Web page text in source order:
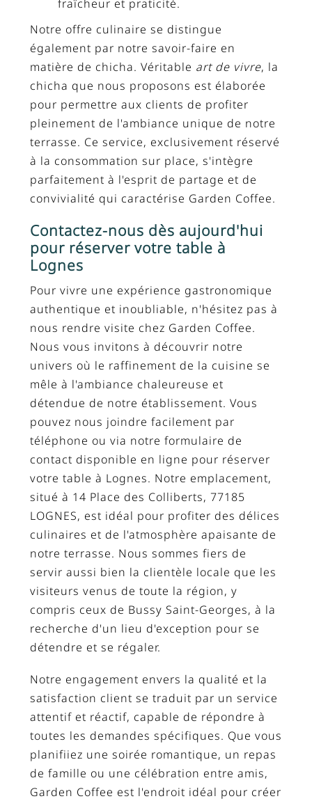
fraîcheur et praticité.
Notre offre culinaire se distingue
également par notre savoir-faire en
matière de chicha. Véritable art de vivre, la
chicha que nous proposons est élaborée
pour permettre aux clients de profiter
pleinement de l'ambiance unique de notre
terrasse. Ce service, exclusivement réservé
à la consommation sur place, s'intègre
parfaitement à l'esprit de partage et de
convivialité qui caractérise Garden Coffee.
Contactez-nous dès aujourd'hui
pour réserver votre table à
Lognes
Pour vivre une expérience gastronomique
authentique et inoubliable, n'hésitez pas à
nous rendre visite chez Garden Coffee.
Nous vous invitons à découvrir notre
univers où le raffinement de la cuisine se
mêle à l'ambiance chaleureuse et
détendue de notre établissement. Vous
pouvez nous joindre facilement par
téléphone ou via notre formulaire de
contact disponible en ligne pour réserver
votre table à Lognes. Notre emplacement,
situé à 14 Place des Colliberts, 77185
LOGNES, est idéal pour profiter des délices
culinaires et de l'atmosphère apaisante de
notre terrasse. Nous sommes fiers de
servir aussi bien la clientèle locale que les
visiteurs venus de toute la région, y
compris ceux de Bussy Saint-Georges, à la
recherche d'un lieu d'exception pour se
détendre et se régaler.
Notre engagement envers la qualité et la
satisfaction client se traduit par un service
attentif et réactif, capable de répondre à
toutes les demandes spécifiques. Que vous
planifiiez une soirée romantique, un repas
de famille ou une célébration entre amis,
Garden Coffee est l'endroit idéal pour créer